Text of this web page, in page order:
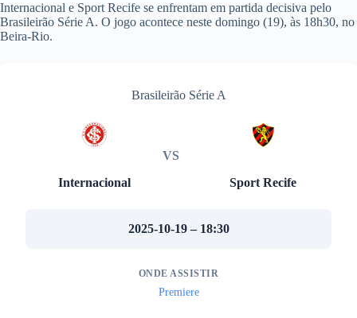
Internacional e Sport Recife se enfrentam em partida decisiva pelo
Brasileirão Série A. O jogo acontece neste domingo (19), às 18h30, no
Beira-Rio.
Brasileirão Série A
Internacional
VS
Sport Recife
2025-10-19 – 18:30
ONDE ASSISTIR
Premiere